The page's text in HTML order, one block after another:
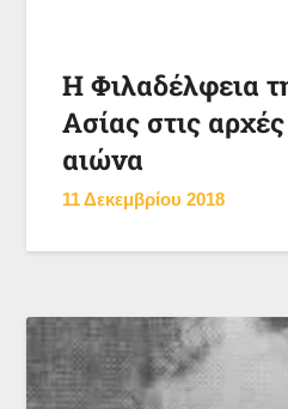
Η Φιλαδέλφεια
Ασίας στις
αιώνα
11 Δεκεμβρίου 2018